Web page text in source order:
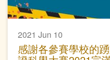
2021 Jun 10
感謝各參賽學校的